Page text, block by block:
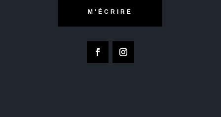
M'ÉCRIRE